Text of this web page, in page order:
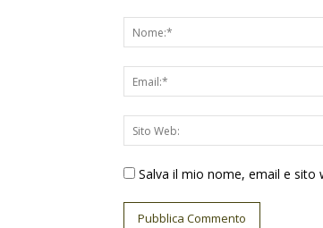
Salva il mio nome, email e